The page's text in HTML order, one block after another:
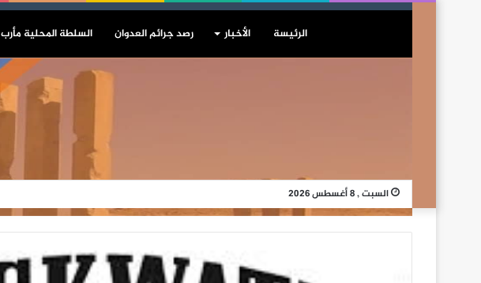
الرئيسة الأخبار رصد جرائم العدوان السلطة المحلية مأرب
السبت , 8 أغسطس 2026